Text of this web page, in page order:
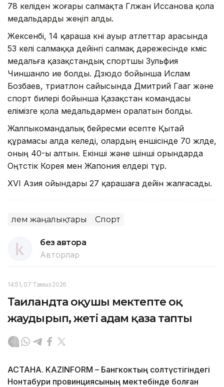
78 келіден жоғары салмақта Гүлжан Иссанова қола
медальдарды жеңіп алды.
Жексенбі, 14 қараша күні ауыр атлеттар арасында
53 келі салмаққа дейінгі салмақ дәрежесінде күміс
медальға қазақстандық спортшы Зульфия
Чиншанло ие болды. Дзюдо бойынша Ислам
Бозбаев, триатлон сайысында Дмитрий Гааг және
спорт билері бойынша Қазақстан командасы
елімізге қола медальдармен оралатын болды.
Жалпыкомандалық бейресми есепте Қытай
құрамасы алда келеді, олардың еншісінде 70 жүлде,
оның 40-ы алтын. Екінші және үшінші орындарда
Оңтүстік Корея мен Жапония елдері тұр.
XVI Азия ойындары 27 қарашаға дейін жалғасады.
Әлем жаңалықтары Спорт
без автора
Авторлар
14:51, 07 Тамыз 2026
Таиландта оқушы мектепте оқ
жаудырып, жеті адам қаза тапты
АСТАНА. KAZINFORM – Бангкоктың солтүстігіндегі
Нонтабури провинциясының мектебінде болған